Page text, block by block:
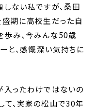
ない私ですが、桑田
期に高校生だった自
歩み、今みんな50歳
と、感慨深い気持ちに
入ったわけではないの
て、実家の松山で30年